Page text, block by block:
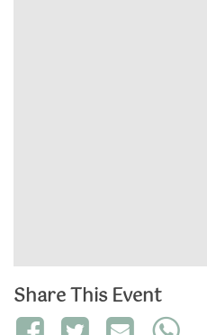
Share This Event